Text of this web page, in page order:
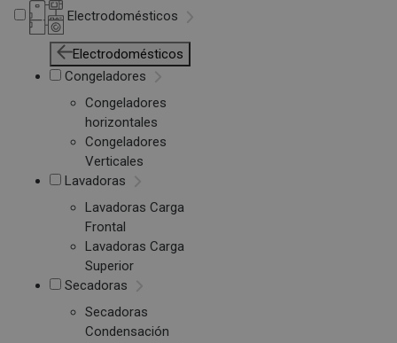
Electrodomésticos
Electrodomésticos
Congeladores
Congeladores
horizontales
Congeladores
Verticales
Lavadoras
Lavadoras Carga
Frontal
Lavadoras Carga
Superior
Secadoras
Secadoras
Condensación